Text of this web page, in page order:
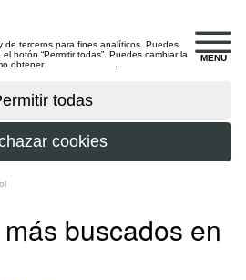
MENU
de terceros para fines analíticos. Puedes
botón “Permitir todas”. Puedes cambiar la
obtener
buscados en